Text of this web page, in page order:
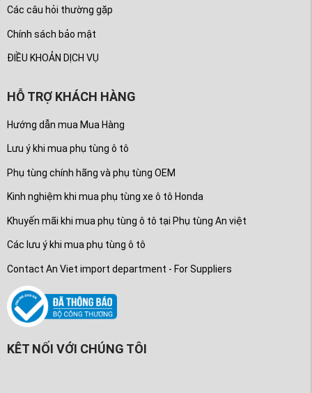
Các câu hỏi thường gặp
Chính sách bảo mật
ĐIỀU KHOẢN DỊCH VỤ
HỖ TRỢ KHÁCH HÀNG
Hướng dẫn mua Mua Hàng
Lưu ý khi mua phụ tùng ô tô
Phụ tùng chính hãng và phụ tùng OEM
Kinh nghiệm khi mua phụ tùng xe ô tô Honda
Khuyến mãi khi mua phụ tùng ô tô tại Phụ tùng An việt
Các lưu ý khi mua phụ tùng ô tô
Contact An Viet import department - For Suppliers
KÊT NỐI VỚI CHÚNG TÔI